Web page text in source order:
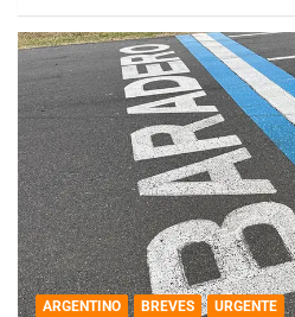
ARGENTINO BREVES URGENTE